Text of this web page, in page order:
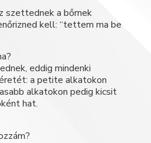
szettednek a bőrnek
kell: “tettem ma be
eddig mindenki
a petite alkatokon
alkatokon pedig kicsit
hat.